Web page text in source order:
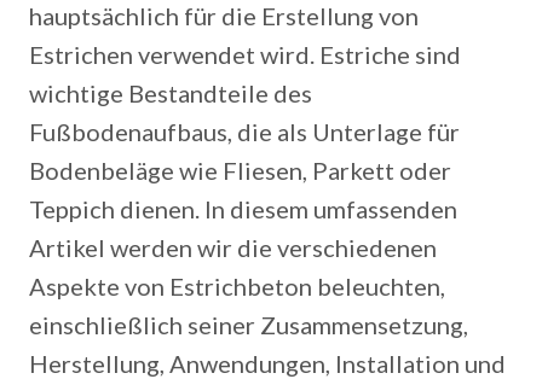
hauptsächlich für die Erstellung von
Estrichen verwendet wird. Estriche sind
wichtige Bestandteile des
Fußbodenaufbaus, die als Unterlage für
Bodenbeläge wie Fliesen, Parkett oder
Teppich dienen. In diesem umfassenden
Artikel werden wir die verschiedenen
Aspekte von Estrichbeton beleuchten,
einschließlich seiner Zusammensetzung,
Herstellung, Anwendungen, Installation und